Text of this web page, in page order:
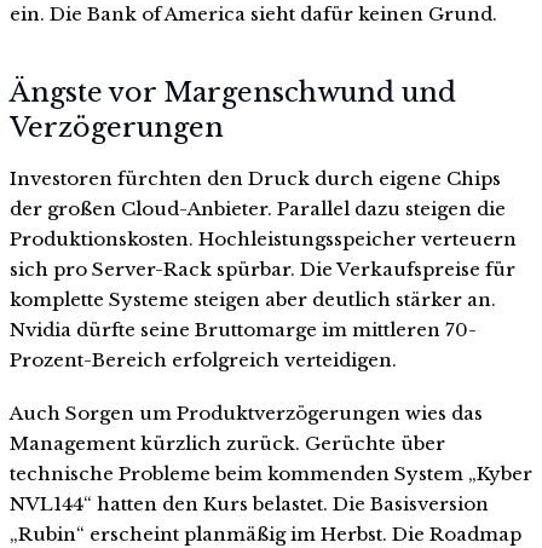
ein. Die Bank of America sieht dafür keinen Grund.
Ängste vor Margenschwund und
Verzögerungen
Investoren fürchten den Druck durch eigene Chips
der großen Cloud-Anbieter. Parallel dazu steigen die
Produktionskosten. Hochleistungsspeicher verteuern
sich pro Server-Rack spürbar. Die Verkaufspreise für
komplette Systeme steigen aber deutlich stärker an.
Nvidia dürfte seine Bruttomarge im mittleren 70-
Prozent-Bereich erfolgreich verteidigen.
Auch Sorgen um Produktverzögerungen wies das
Management kürzlich zurück. Gerüchte über
technische Probleme beim kommenden System „Kyber
NVL144“ hatten den Kurs belastet. Die Basisversion
„Rubin“ erscheint planmäßig im Herbst. Die Roadmap